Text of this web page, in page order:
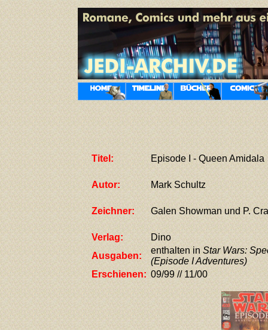
Titel: Episode I - Queen Amidala
Autor: Mark Schultz
Zeichner: Galen Showman und P.
Verlag:
Dino
Ausgaben:
enthalten in Star Wars:
(Episode I Adventures)
Erschienen: 09/99 // 11/00